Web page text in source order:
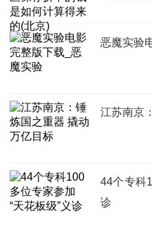
恶魔实验
江苏南京
44个专科
诊